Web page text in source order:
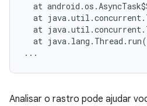
at
at
at
at
Analisar o rastro pode ajudar